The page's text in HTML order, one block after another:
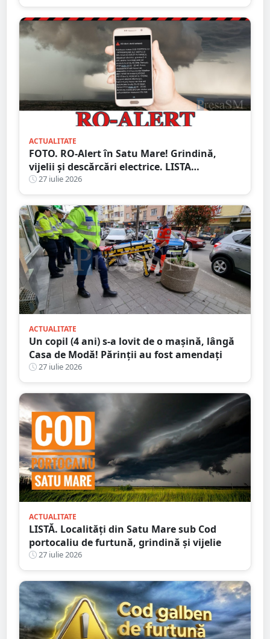
ACTUALITATE
FOTO. RO-Alert în Satu Mare! Grindină,
vijelii și descărcări electrice. LISTA
localităților vizate
27 iulie 2026
ACTUALITATE
Un copil (4 ani) s-a lovit de o mașină, lângă
Casa de Modă! Părinții au fost amendați
27 iulie 2026
ACTUALITATE
LISTĂ. Localități din Satu Mare sub Cod
portocaliu de furtună, grindină și vijelie
27 iulie 2026